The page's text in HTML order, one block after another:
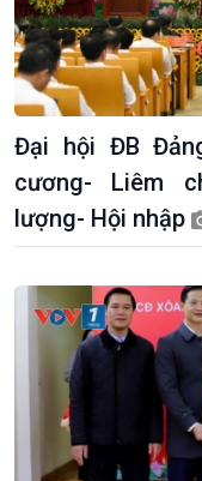
Giới thiệu
Đại hội ĐB
cương- Liêm
lượng- Hội nhập